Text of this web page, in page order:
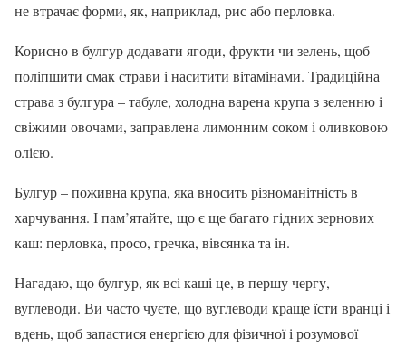
не втрачає форми, як, наприклад, рис або перловка.
Корисно в булгур додавати ягоди, фрукти чи зелень, щоб
поліпшити смак страви і наситити вітамінами. Традиційна
страва з булгура – табуле, холодна варена крупа з зеленню і
свіжими овочами, заправлена лимонним соком і оливковою
олією.
Булгур – поживна крупа, яка вносить різноманітність в
харчування. І пам’ятайте, що є ще багато гідних зернових
каш: перловка, просо, гречка, вівсянка та ін.
Нагадаю, що булгур, як всі каші це, в першу чергу,
вуглеводи. Ви часто чуєте, що вуглеводи краще їсти вранці і
вдень, щоб запастися енергією для фізичної і розумової